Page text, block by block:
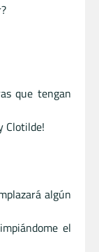
que tengan
Clotilde!
algún
el